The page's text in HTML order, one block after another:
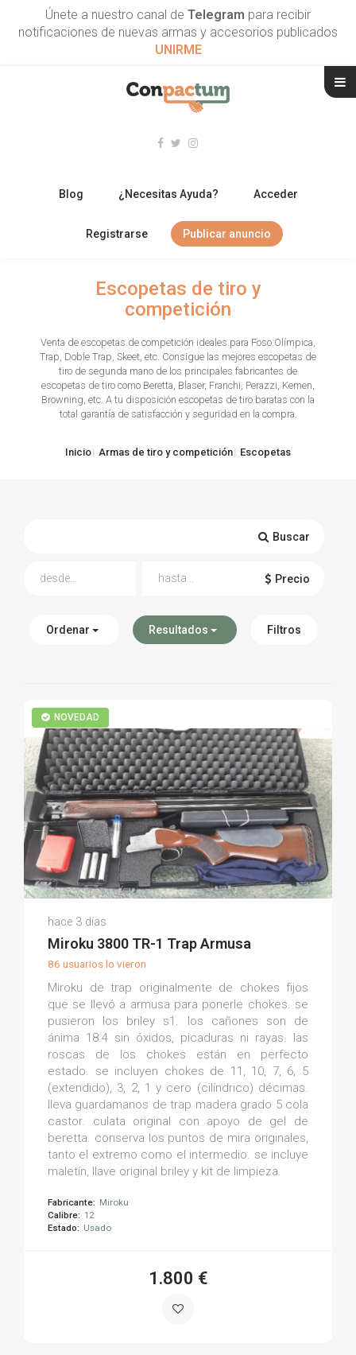
Únete a nuestro canal de Telegram para recibir
notificaciones de nuevas armas y accesorios publicados
UNIRME
Blog ¿Necesitas Ayuda? Acceder
Registrarse Publicar anuncio
ARMAS CORTAS
TIRO Y COMPETICIÓN
AIRE COMPRIMIDO
OTRAS ARMAS
Escopetas de tiro y
competición
Venta de escopetas de competición ideales para Foso Olímpica,
Trap, Doble Trap, Skeet, etc. Consigue las mejores escopetas de
tiro de segunda mano de los principales fabricantes de
escopetas de tiro como Beretta, Blaser, Franchi, Perazzi, Kemen,
Browning, etc. A tu disposición escopetas de tiro baratas con la
total garantía de satisfacción y seguridad en la compra.
Inicio Armas de tiro y competición Escopetas
Buscar
Precio
Ordenar Resultados Filtros
NOVEDAD
Martin P.
(0)
hace 3 días
Miroku 3800 TR-1 Trap Armusa
86 usuarios lo vieron
Miroku de trap originalmente de chokes fijos
que se llevó a armusa para ponerle chokes. se
pusieron los briley s1. los cañones son de
ánima 18.4 sin óxidos, picaduras ni rayas. las
roscas de los chokes están en perfecto
estado. se incluyen chokes de 11, 10, 7, 6, 5
(extendido), 3, 2, 1 y cero (cilíndrico) décimas.
lleva guardamanos de trap madera grado 5 cola
castor. culata original con apoyo de gel de
beretta. conserva los puntos de mira originales,
tanto el extremo como el intermedio. se incluye
maletín, llave original briley y kit de limpieza.
Fabricante: Miroku
Calibre: 12
Estado: Usado
1.800 €